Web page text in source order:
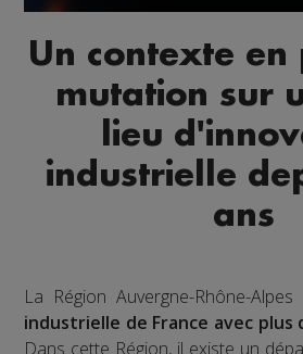
Un contexte en
mutation sur
lieu
industrielle
ans
La Région Auvergne-Rhône-
industrielle de France avec plus
Dans cette Région, il existe un